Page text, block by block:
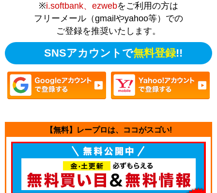
※i.softbank、ezwebをご利用の方は
フリーメール（gmailやyahoo等）での
ご登録を推奨いたします。
SNSアカウントで無料登録!!
【無料】レープロは、ココがスゴい!